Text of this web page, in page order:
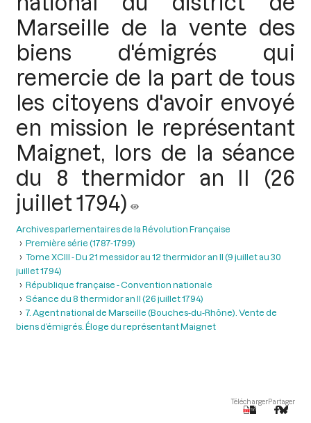
Marseille de la vente des
biens d'émigrés qui
remercie de la part de tous
les citoyens d'avoir envoyé
en mission le représentant
Maignet, lors de la séance
du 8 thermidor an II (26
juillet 1794)
Archives parlementaires de la Révolution Française
Première série (1787-1799)
Tome XCIII - Du 21 messidor au 12 thermidor an II (9 juillet au 30
juillet 1794)
République française - Convention nationale
Séance du 8 thermidor an II (26 juillet 1794)
7. Agent national de Marseille (Bouches-du-Rhône). Vente de
biens d’émigrés. Éloge du représentant Maignet
TéléchargerPartager